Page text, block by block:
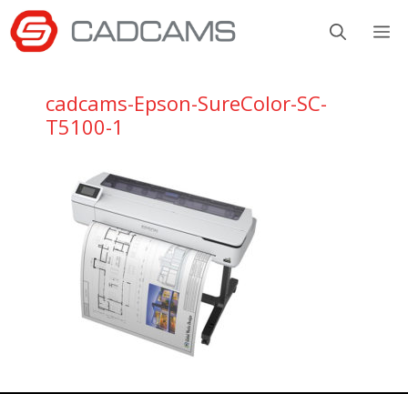
Aller
au
contenu
cadcams-Epson-SureColor-SC-
T5100-1